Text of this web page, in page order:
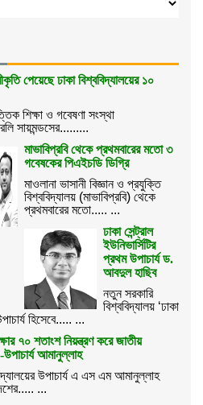
পেয়েছে ঢাকা বিশ্ববিদ্যালয়ের ১০
শিক্ষা ও গবেষণা সংস্থা
সায়মন্ডসের.........
মাভাবিপ্রবি থেকে প্রথমবারের মতো ৩
গবেষকের পিএইচডি ডিগ্রি
মাওলানা ভাসানী বিজ্ঞান ও প্রযুক্তি
বিশ্ববিদ্যালয় (মাভাবিপ্রবি) থেকে
প্রথমবারের মতো..... ...
ঢাকা সেন্ট্রাল
ইউনিভার্সিটির
প্রথম উপাচার্য ড.
আবদুল হাছিব
নতুন সরকারি
বিশ্ববিদ্যালয় ‘ঢাকা
হিসেবে..... ...
৭০ শতাংশ নিয়ন্ত্রণ করে জাতীয়
উপাচার্য আমানুল্লাহ
উপাচার্য এ এস এম আমানুল্লাহ
...